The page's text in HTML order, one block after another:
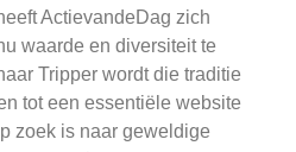
ActievandeDag zich
waarde en diversiteit te
Tripper wordt die traditie
tot een essentiële website
zoek is naar geweldige